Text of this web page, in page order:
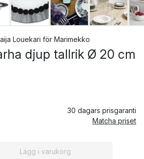
Louekari för Marimekko
djup tallrik Ø 20 cm
30 dagars prisgaranti
Matcha priset
Lägg i varukorg